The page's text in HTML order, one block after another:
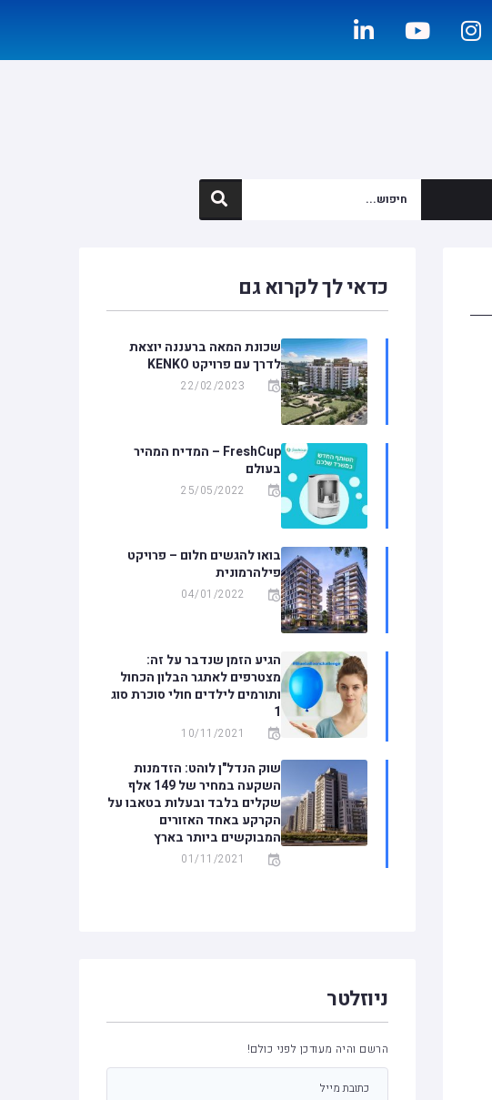
כדאי לך לקרוא גם
שכונת המאה ברעננה יוצאת
לדרך עם פרויקט KENKO
22/02/2023
FreshCup – המדיח המהיר
בעולם
25/05/2022
בואו להגשים חלום – פרויקט
פילהרמונית
04/01/2022
הגיע הזמן שנדבר על זה:
מצטרפים לאתגר הבלון הכחול
ותורמים לילדים חולי סוכרת סוג
1
10/11/2021
שוק הנדל"ן לוהט: הזדמנות
השקעה במחיר של 149 אלף
שקלים בלבד ובעלות בטאבו על
הקרקע באחד האזורים
המבוקשים ביותר בארץ
01/11/2021
ניוזלטר
הרשם והיה מעודכן לפני כולם!